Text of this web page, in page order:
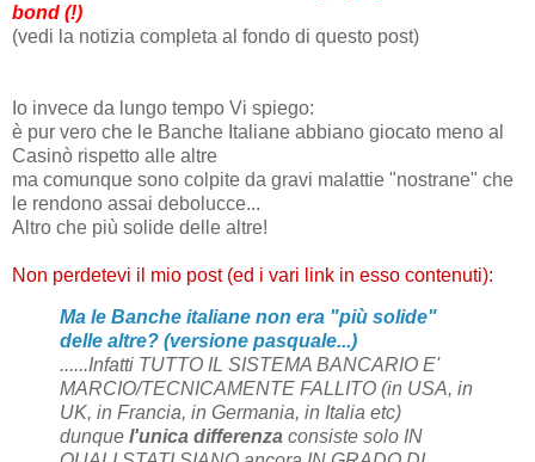
bond (!)
(vedi la notizia completa al fondo di questo post)
Io invece da lungo tempo Vi spiego:
è pur vero che le Banche Italiane abbiano giocato meno al
Casinò rispetto alle altre
ma comunque sono colpite da gravi malattie "nostrane" che
le rendono assai debolucce...
Altro che più solide delle altre!
Non perdetevi il mio post (ed i vari link in esso contenuti):
Ma le Banche italiane non era "più solide"
delle altre? (versione pasquale...)
......Infatti TUTTO IL SISTEMA BANCARIO E'
MARCIO/TECNICAMENTE FALLITO (in USA, in
UK, in Francia, in Germania, in Italia etc)
dunque l'unica differenza consiste solo IN